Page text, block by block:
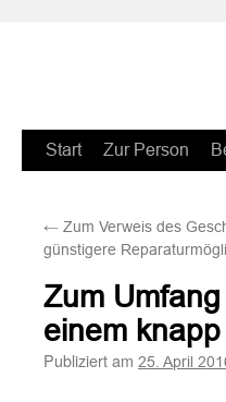
Zum
springen
Start Zur Person
← Zum Verweis des
günstigere
Zum
einem
Publiziert am 25. April